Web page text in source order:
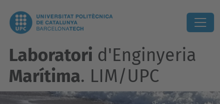
Laboratori d'Enginyeria
Marítima. LIM/UPC